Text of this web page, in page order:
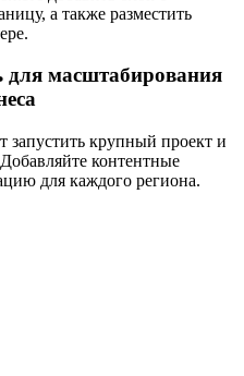
а также разместить
для масштабирования
запустить крупный проект и
контентные
для каждого региона.